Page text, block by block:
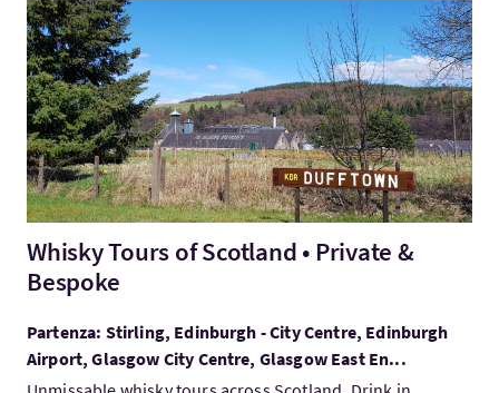
Visita:Whisky Tours of Scotland • Private & Bespoke
Whisky Tours of Scotland • Private &
Bespoke
Partenza: Stirling, Edinburgh - City Centre, Edinburgh
Airport, Glasgow City Centre, Glasgow East En...